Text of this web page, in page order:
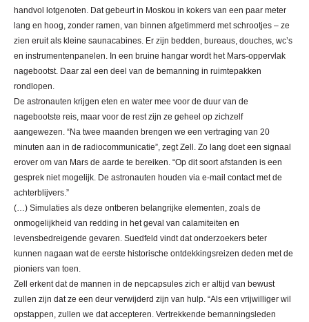
handvol lotgenoten. Dat gebeurt in Moskou in kokers van een paar meter
lang en hoog, zonder ramen, van binnen afgetimmerd met schrootjes – ze
zien eruit als kleine saunacabines. Er zijn bedden, bureaus, douches, wc’s
en instrumentenpanelen. In een bruine hangar wordt het Mars-oppervlak
nagebootst. Daar zal een deel van de bemanning in ruimtepakken
rondlopen.
De astronauten krijgen eten en water mee voor de duur van de
nagebootste reis, maar voor de rest zijn ze geheel op zichzelf
aangewezen. “Na twee maanden brengen we een vertraging van 20
minuten aan in de radiocommunicatie”, zegt Zell. Zo lang doet een signaal
erover om van Mars de aarde te bereiken. “Op dit soort afstanden is een
gesprek niet mogelijk. De astronauten houden via e-mail contact met de
achterblijvers.”
(…) Simulaties als deze ontberen belangrijke elementen, zoals de
onmogelijkheid van redding in het geval van calamiteiten en
levensbedreigende gevaren. Suedfeld vindt dat onderzoekers beter
kunnen nagaan wat de eerste historische ontdekkingsreizen deden met de
pioniers van toen.
Zell erkent dat de mannen in de nepcapsules zich er altijd van bewust
zullen zijn dat ze een deur verwijderd zijn van hulp. “Als een vrijwilliger wil
opstappen, zullen we dat accepteren. Vertrekkende bemanningsleden